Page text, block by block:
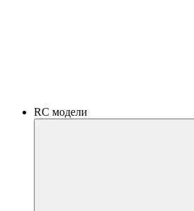
RC модели